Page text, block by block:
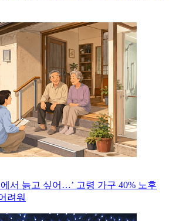
에서 늙고 싶어…’ 고령 가구 40% 노후
려워